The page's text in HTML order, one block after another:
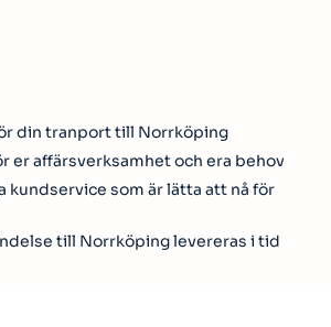
din tranport till Norrköping
er affärsverksamhet och era behov
kundservice som är lätta att nå för
till Norrköping levereras i tid